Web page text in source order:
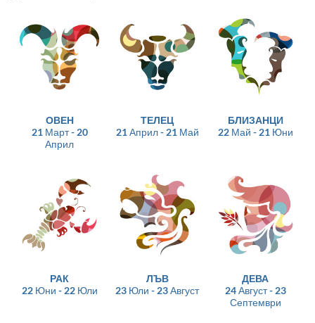
ОВЕН
21 Март - 20
Април
ТЕЛЕЦ
21 Април - 21 Май
БЛИЗАНЦИ
22 Май - 21 Юни
РАК
22 Юни - 22 Юли
ЛЪВ
23 Юли - 23 Август
ДЕВА
24 Август - 23
Септември